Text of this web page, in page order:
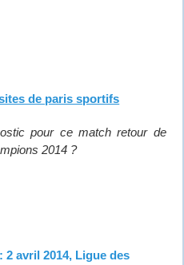
de paris sportifs
pour ce match retour de
2014 ?
2 avril 2014, Ligue des